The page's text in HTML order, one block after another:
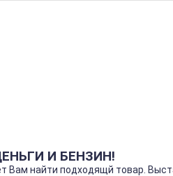
И БЕНЗИН!
Вам найти подходящй товар.